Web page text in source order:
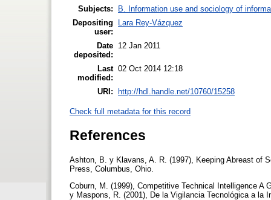
Subjects:
B. Information use and sociology of
Depositing
user:
Lara Rey-Vázquez
Date
deposited:
12 Jan 2011
Last
modified:
02 Oct 2014 12:18
URI: http://hdl.handle.net/10760/15258
Check full metadata for this record
References
Ashton, B. y Klavans, A. R. (1997), Keeping Abreast of
Press, Columbus, Ohio.
Coburn, M. (1999), Competitive Technical Intelligence
y Maspons, R. (2001), De la Vigilancia Tecnológica a la